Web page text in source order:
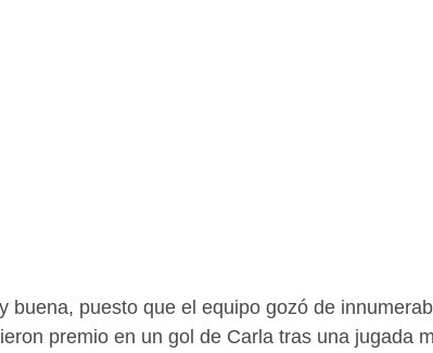
buena, puesto que el equipo gozó de
premio en un gol de Carla tras una jugada